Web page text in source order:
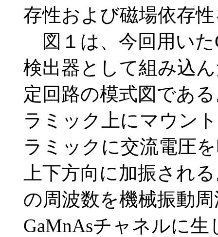
存性および磁場依存
図１は、今回用いた
検出器として組み込
定回路の模式図であ
ラミック上にマウン
ラミックに交流電圧
上下方向に加振され
の周波数を機械振動
GaMnAsチャネルに